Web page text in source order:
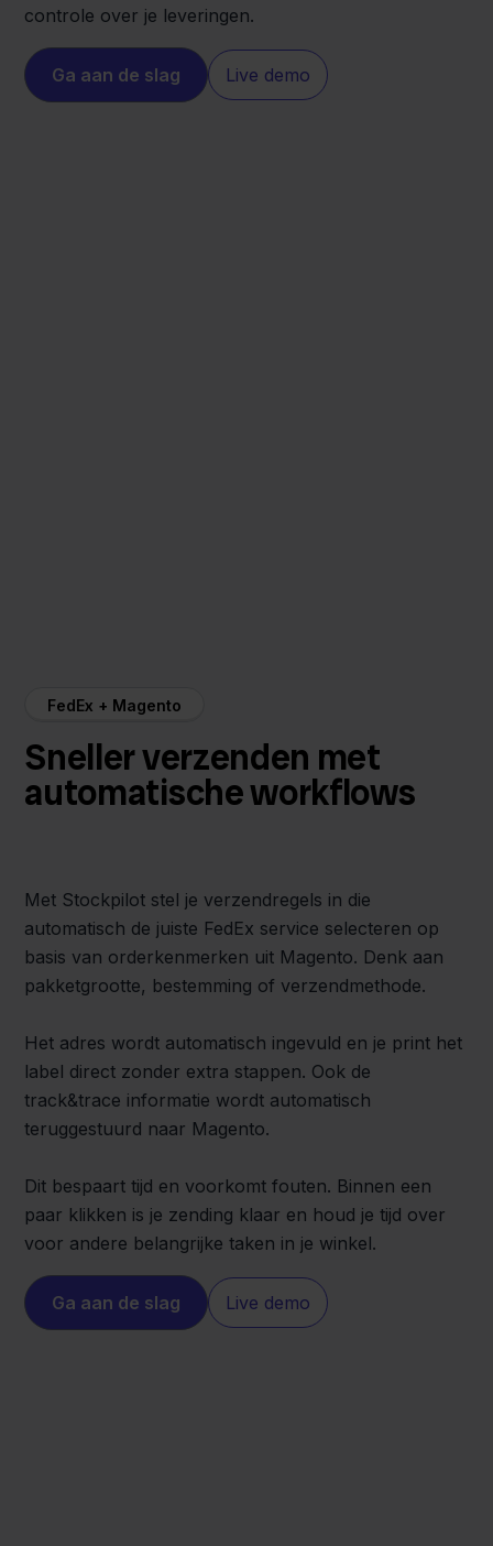
controle over je leveringen.
Ga aan de slag Live demo
FedEx + Magento
Sneller verzenden met
automatische workflows
Met Stockpilot stel je verzendregels in die
automatisch de juiste FedEx service selecteren op
basis van orderkenmerken uit Magento. Denk aan
pakketgrootte, bestemming of verzendmethode.
Het adres wordt automatisch ingevuld en je print het
label direct zonder extra stappen. Ook de
track&trace informatie wordt automatisch
teruggestuurd naar Magento.
Dit bespaart tijd en voorkomt fouten. Binnen een
paar klikken is je zending klaar en houd je tijd over
voor andere belangrijke taken in je winkel.
Ga aan de slag Live demo